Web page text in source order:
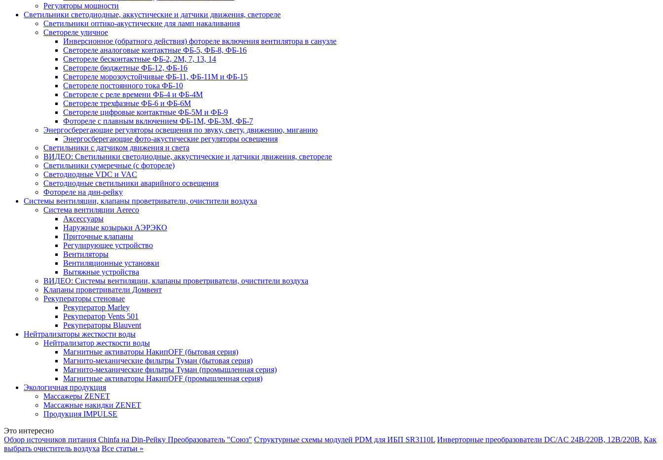
Регуляторы мощности
Светильники светодиодные, аккустические и датчики движения, светореле
Светильники оптико-акустические для ламп накаливания
Светореле уличное
Инверсионное (обратного действия) фотореле включения вентилятора в санузле
Светореле аналоговые контактные ФБ-5, ФБ-8, ФБ-16
Светореле бесконтактные ФБ-2, 2М, 7, 13, 14
Светореле бюджетные ФБ-12, ФБ-16
Светореле морозоустойчивые ФБ-11, ФБ-11М и ФБ-15
Светореле постоянного тока ФБ-10
Светореле с реле времени ФБ-4 и ФБ-4М
Светореле трехфазные ФБ-6 и ФБ-6М
Светореле цифровые контактные ФБ-5М и ФБ-9
Фотореле с плавным включением ФБ-1М, ФБ-3М, ФБ-7
Энергосберегающие регуляторы освещения по звуку, свету, движению, миганию
Энергосберегающие фото-акустические регуляторы освещения
Светильники с датчиком движения и света
ВИДЕО: Светильники светодиодные, аккустические и датчики движения, светореле
Светильники сумеречные (с фотореле)
Светодиодные VDC и VAC
Светодиодные светильники аварийного освещения
Фотореле на дин-рейку
Системы вентиляции, клапаны проветриватели, очистители воздуха
Система вентиляции Aereco
Аксессуары
Наружные козырьки АЭРЭКО
Приточные клапаны
Регулирующее устройство
Вентиляторы
Вентиляционные установки
Вытяжные устройства
ВИДЕО: Системы вентиляции, клапаны проветриватели, очистители воздуха
Клапаны проветриватели Домвент
Рекуператоры стеновые
Рекуператор Marley
Рекуператор Vents 501
Рекуператоры Blauvent
Нейтрализаторы жесткости воды
Нейтрализатор жесткости воды
Магнитные активаторы НакипOFF (бытовая серия)
Магнито-механические фильтры Туман (бытовая серия)
Магнито-механические фильтры Туман (промышленная серия)
Магнитные активаторы НакипOFF (промышленная серия)
Экологичная продукция
Массажеры ZENET
Массажные накидки ZENET
Продукция IMPULSE
Это интересно
Обзор источников питания Chinfa на Din-Рейку Преобразователь "Союз" Структурные схемы модулей PDM для ИБП SR3110L Инверторные преобразователи DC/AC 24В/220В, 12В/220В. Как
выбрать очиститель воздуха Все статьи »